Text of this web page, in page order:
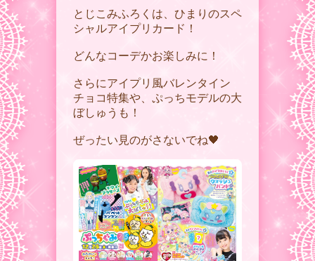
とじこみふろくは、ひまりのスペ
シャルアイプリカード！
どんなコーデかお楽しみに！
さらにアイプリ風バレンタイン
チョコ特集や、ぷっちモデルの大
ぼしゅうも！
ぜったい見のがさないでね🖤